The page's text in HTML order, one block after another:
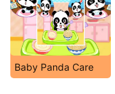
Baby Panda Care